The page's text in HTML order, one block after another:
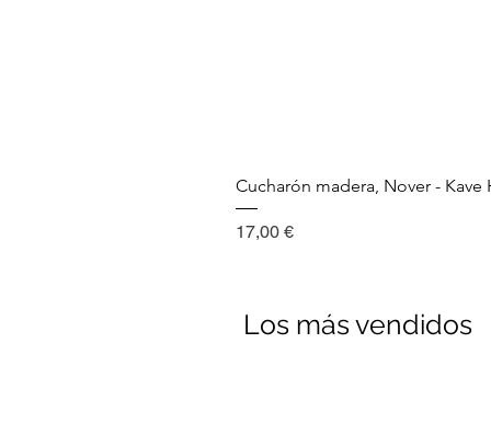
Cucharón madera, Nover - Kave
Precio
17,00 €
Los más vendidos